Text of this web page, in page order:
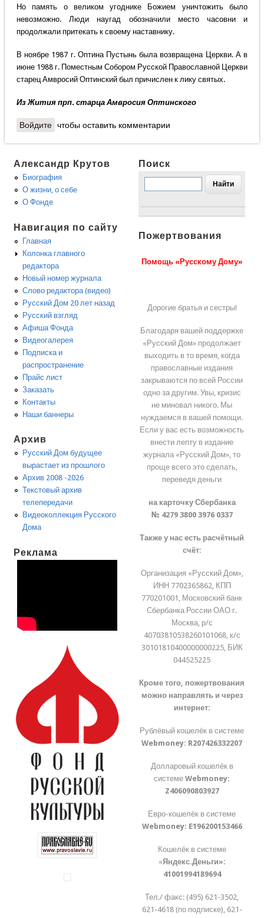
Но память о великом угоднике Божием уничтожить было
невозможно. Люди наугад обозначили место часовни и
продолжали притекать к своему наставнику.
В ноябре 1987 г. Оптина Пустынь была возвращена Церкви. А в
июне 1988 г. Поместным Собором Русской Православной Церкви
старец Амвросий Оптинский был причислен к лику святых.
Из Жития прп. старца Амвросия Оптинского
Войдите чтобы оставить комментарии
Александр Крутов
Биография
О жизни, о себе
О Фонде
Навигация по сайту
Главная
Колонка главного
редактора
Новый номер журнала
Слово редактора (видео)
Русский Дом 20 лет назад
Русский взгляд
Афиша Фонда
Видеогалерея
Подписка и
распространение
Прайс лист
Заказать
Контакты
Наши баннеры
Архив
Русский Дом будущее
вырастает из прошлого
Архив 2008 -2026
Текстовый архив
телепередачи
Видеоколлекция Русского
Дома
Реклама
Поиск
Пожертвования
Помощь «Русскому Дому»
Дорогие братья и сестры!
Благодаря вашей поддержке
«Русский Дом» продолжает
выходить в то время, когда
православные издания
закрываются по всей России
одно за другим. Увы, кризис
не миновал никого. Мы
нуждаемся в вашей помощи.
Если у вас есть возможность
внести лепту в издание
журнала «Русский Дом», то
проще всего это сделать,
переведя деньги
на карточку Сбербанка
№ 4279 3800 3976 0337
Также у нас есть расчётный
счёт:
Организация «Русский Дом»,
ИНН 7702365862, КПП
770201001, Московский банк
Сбербанка России ОАО г.
Москва, р/с
40703810538260101068, к/с
30101810400000000225, БИК
044525225
Кроме того, пожертвования
можно направлять и через
интернет:
Рублёвый кошелёк в системе
Webmoney: R207426332207
Долларовый кошелёк в
системеWebmoney:
Z406090803927
Евро-кошелёк в системе
Webmoney: E196200153466
Кошелёк в системе
«Яндекс.Деньги»:
41001994189694
Тел./ факс: (495) 621-3502,
621-4618 (по подписке), 621-